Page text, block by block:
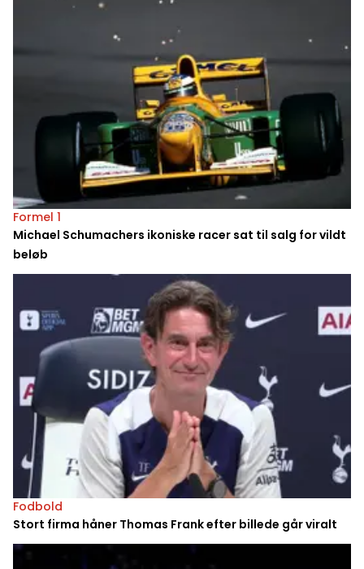
Formel 1
Michael Schumachers ikoniske racer sat til salg for vildt
beløb
Fodbold
Stort firma håner Thomas Frank efter billede går viralt